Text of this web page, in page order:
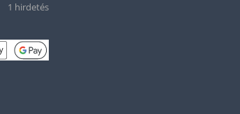
1 hirdetés